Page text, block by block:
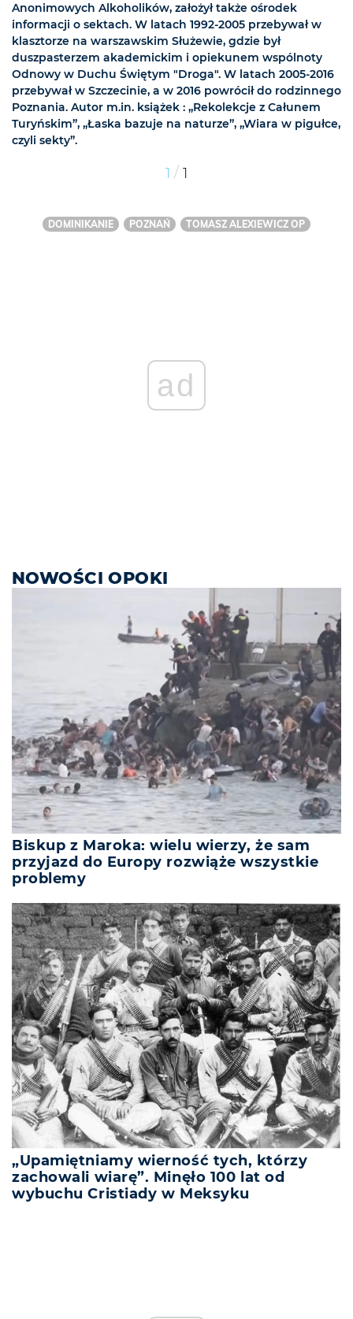
Anonimowych Alkoholików, założył także ośrodek
informacji o sektach. W latach 1992-2005 przebywał w
klasztorze na warszawskim Służewie, gdzie był
duszpasterzem akademickim i opiekunem wspólnoty
Odnowy w Duchu Świętym "Droga". W latach 2005-2016
przebywał w Szczecinie, a w 2016 powrócił do rodzinnego
Poznania. Autor m.in. książek : „Rekolekcje z Całunem
Turyńskim”, „Łaska bazuje na naturze”, „Wiara w pigułce,
czyli sekty”.
1 / 1
DOMINIKANIE POZNAŃ TOMASZ ALEXIEWICZ OP
ad
NOWOŚCI OPOKI
Biskup z Maroka: wielu wierzy, że sam
przyjazd do Europy rozwiąże wszystkie
problemy
„Upamiętniamy wierność tych, którzy
zachowali wiarę”. Minęło 100 lat od
wybuchu Cristiady w Meksyku